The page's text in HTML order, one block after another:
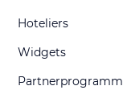
Hoteliers
Widgets
Partnerprogramm